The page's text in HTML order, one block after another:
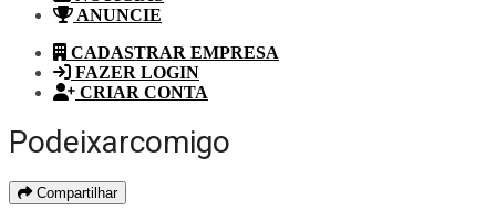
ANUNCIE
CADASTRAR EMPRESA
FAZER LOGIN
CRIAR CONTA
Podeixarcomigo
Compartilhar